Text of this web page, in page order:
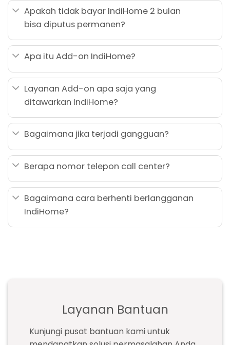
Apakah tidak bayar IndiHome 2 bulan
bisa diputus permanen?
Apa itu Add-on IndiHome?
Layanan Add-on apa saja yang
ditawarkan IndiHome?
Bagaimana jika terjadi gangguan?
Berapa nomor telepon call center?
Bagaimana cara berhenti berlangganan
IndiHome?
Layanan Bantuan
Kunjungi pusat bantuan kami untuk